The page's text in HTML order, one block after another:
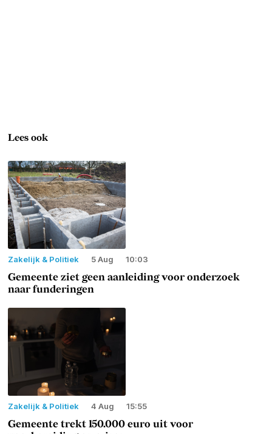
Lees ook
Zakelijk & Politiek 5 Aug 10:03
Gemeente ziet geen aanleiding voor onderzoek
naar funderingen
Zakelijk & Politiek 4 Aug 15:55
Gemeente trekt 150.000 euro uit voor